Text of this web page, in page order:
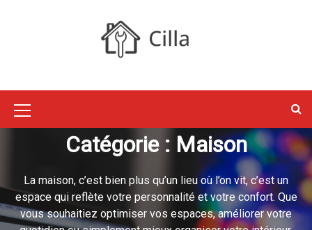
o
n
t
Cilla : Jardin,
Maison, Déco,
Travaux
M
u
I
Catégorie : Maison
La maison, c’est bien plus qu’un lieu où l’on vit, c’est un
espace qui reflète votre personnalité et votre confort. Que
vous souhaitiez optimiser vos espaces, améliorer votre